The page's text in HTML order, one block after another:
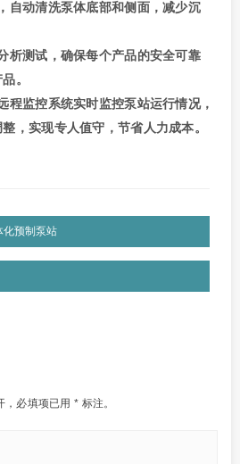
自动清洗泵体底部和侧面，减少沉
析测试，确保每个产品的安全可靠
。
程监控系统实时监控泵站运行情况，
，实现专人值守，节省人力成本。
化预制泵站
必填项已用* 标注。